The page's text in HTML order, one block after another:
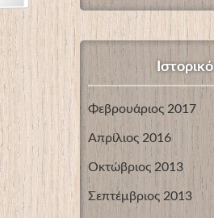
Ιστορικό
Φεβρουάριος 2017
Απρίλιος 2016
Οκτώβριος 2013
Σεπτέμβριος 2013